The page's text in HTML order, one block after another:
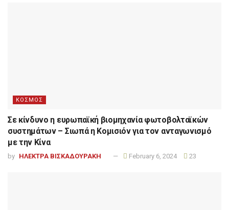
ΚΟΣΜΟΣ
Σε κίνδυνο η ευρωπαϊκή βιομηχανία φωτοβολταϊκών
συστημάτων – Σιωπά η Κομισιόν για τον ανταγωνισμό
με την Κίνα
by ΗΛΕΚΤΡΑ ΒΙΣΚΑΔΟΥΡΑΚΗ February 6, 2024 23